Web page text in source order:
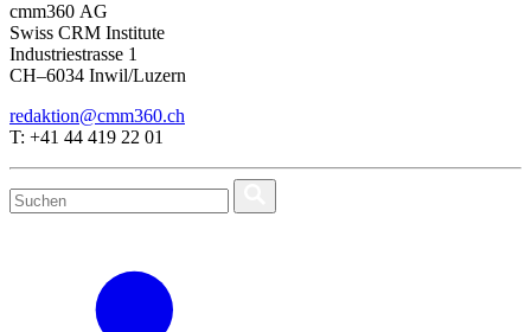
cmm360 AG
Swiss CRM Institute
Industriestrasse 1
CH–6034 Inwil/Luzern
redaktion@cmm360.ch
T: +41 44 419 22 01